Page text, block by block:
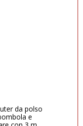
da polso
e